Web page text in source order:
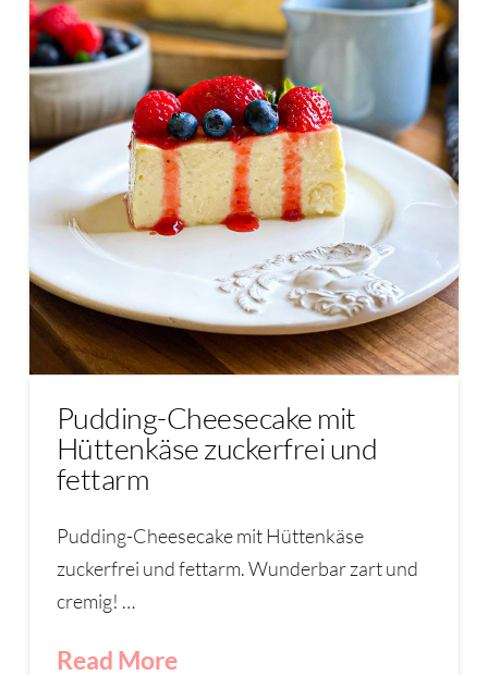
Pudding-Cheesecake mit
Hüttenkäse zuckerfrei und
fettarm
Pudding-Cheesecake mit Hüttenkäse
zuckerfrei und fettarm. Wunderbar zart und
cremig! …
Read More